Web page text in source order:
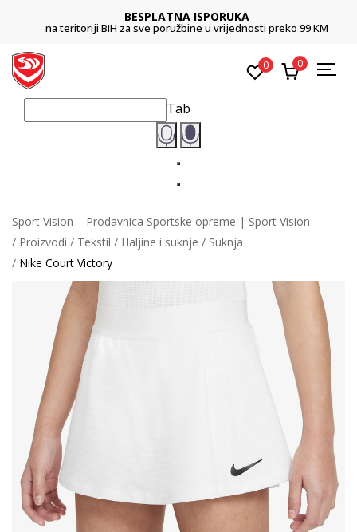
BESPLATNA ISPORUKA
na teritoriji BIH za sve poružbine u vrijednosti preko 99 KM
0 0
Tab
Sport Vision – Prodavnica Sportske opreme | Sport Vision
Proizvodi
Tekstil Haljine i suknje
Suknja
Nike Court Victory